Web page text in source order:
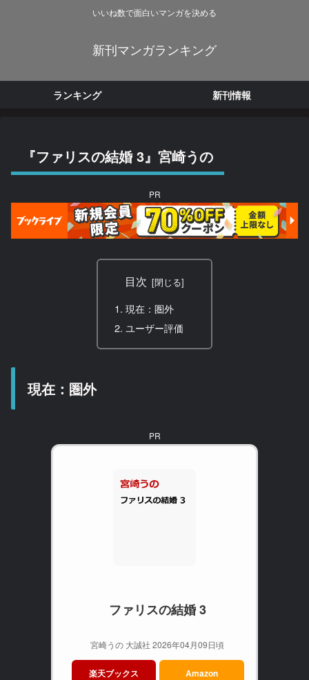
いいね数で面白いマンガを決める
新刊マンガランキング
ランキング 新刊情報
『ファリスの結婚 3』宮崎うの
PR
目次
現在：圏外
ユーザー評価
現在：圏外
PR
ファリスの結婚 3
宮崎うの 大誠社 2026年04月09日頃
楽天ブックス Amazon